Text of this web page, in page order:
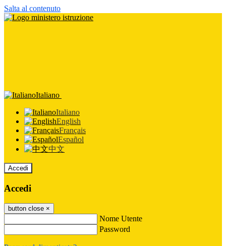
Salta al contenuto
Italiano
Italiano
English
Français
Español
中文
Accedi
Accedi
button close ×
Nome Utente
Password